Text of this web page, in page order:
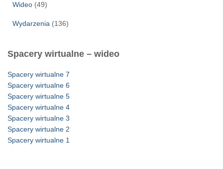
Wideo (49)
Wydarzenia (136)
Spacery wirtualne – wideo
Spacery wirtualne 7
Spacery wirtualne 6
Spacery wirtualne 5
Spacery wirtualne 4
Spacery wirtualne 3
Spacery wirtualne 2
Spacery wirtualne 1